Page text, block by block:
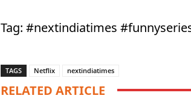
Tag: #nextindiatimes
TAGS Netflix nextindiatimes
RELATED ARTICLE